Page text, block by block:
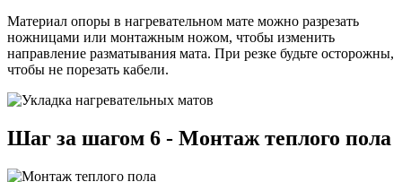
Материал опоры в нагревательном мате можно разрезать
ножницами или монтажным ножом, чтобы изменить
направление разматывания мата. При резке будьте осторожны,
чтобы не порезать кабели.
Шаг за шагом 6 - Монтаж теплого пола